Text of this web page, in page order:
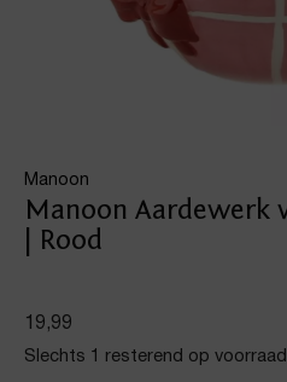
Manoon
Manoon Aardewerk
| Rood
19,99
Slechts 1 resterend op voorraad